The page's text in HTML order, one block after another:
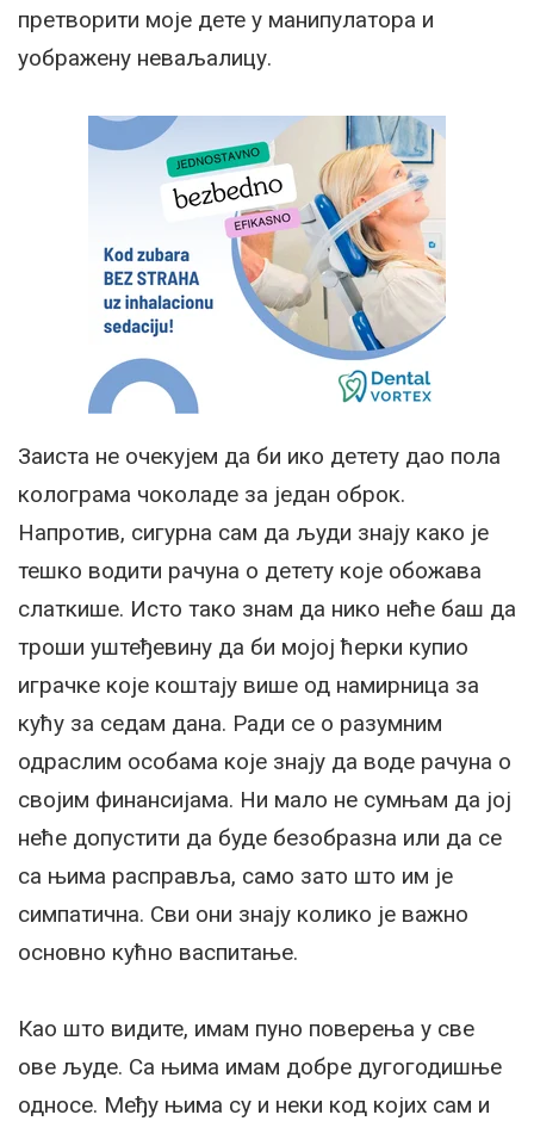
претворити моје дете у манипулатора и
уображену неваљалицу.
Заиста не очекујем да би ико детету дао пола
колограма чоколаде за један оброк.
Напротив, сигурна сам да људи знају како је
тешко водити рачуна о детету које обожава
слаткише. Исто тако знам да нико неће баш да
троши уштеђевину да би мојој ћерки купио
играчке које коштају више од намирница за
кућу за седам дана. Ради се о разумним
одраслим особама које знају да воде рачуна о
својим финансијама. Ни мало не сумњам да јој
неће допустити да буде безобразна или да се
са њима расправља, само зато што им је
симпатична. Сви они знају колико је важно
основно кућно васпитање.
Као што видите, имам пуно поверења у све
ове људе. Са њима имам добре дугогодишње
односе. Међу њима су и неки код којих сам и